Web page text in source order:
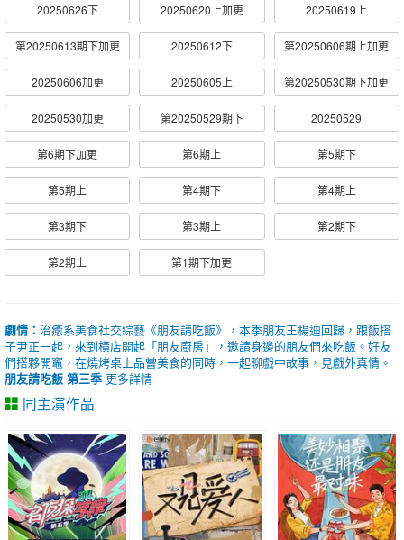
20250626下 20250620上加更 20250619上
第20250613期下加更 20250612下 第20250606期上加更
20250606加更 20250605上 第20250530期下加更
20250530加更 第20250529期下 20250529
第6期下加更 第6期上 第5期下
第5期上 第4期下 第4期上
第3期下 第3期上 第2期下
第2期上 第1期下加更
劇情： 治癒系美食社交綜藝《朋友請吃飯》，本季朋友王楊迪回歸，跟飯搭
子尹正一起，來到橫店開起「朋友廚房」，邀請身邊的朋友們來吃飯。好友
們搭夥開竈，在燒烤桌上品嘗美食的同時，一起聊戲中故事，見戲外真情。
朋友請吃飯 第三季 更多詳情
同主演作品